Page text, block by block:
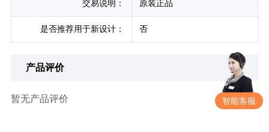
交易说明： 原装正品
是否推荐用于新设计： 否
产品评价
暂无产品评价 智能客服